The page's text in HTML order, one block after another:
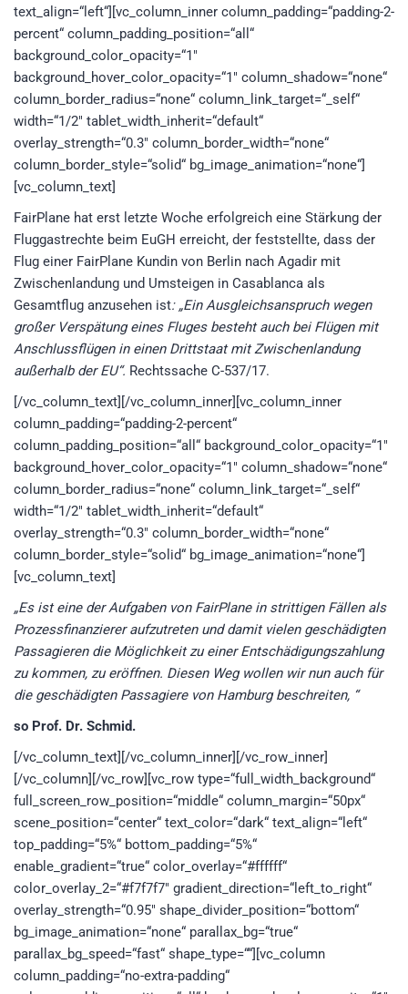
text_align=“left“][vc_column_inner column_padding=“padding-2-
percent“ column_padding_position=“all“
background_color_opacity=“1″
background_hover_color_opacity=“1″ column_shadow=“none“
column_border_radius=“none“ column_link_target=“_self“
width=“1/2″ tablet_width_inherit=“default“
overlay_strength=“0.3″ column_border_width=“none“
column_border_style=“solid“ bg_image_animation=“none“]
[vc_column_text]
FairPlane hat erst letzte Woche erfolgreich eine Stärkung der
Fluggastrechte beim EuGH erreicht, der feststellte, dass der
Flug einer FairPlane Kundin von Berlin nach Agadir mit
Zwischenlandung und Umsteigen in Casablanca als
Gesamtflug anzusehen ist: „Ein Ausgleichsanspruch wegen
großer Verspätung eines Fluges besteht auch bei Flügen mit
Anschlussflügen in einen Drittstaat mit Zwischenlandung
außerhalb der EU“. Rechtssache C-537/17.
[/vc_column_text][/vc_column_inner][vc_column_inner
column_padding=“padding-2-percent“
column_padding_position=“all“ background_color_opacity=“1″
background_hover_color_opacity=“1″ column_shadow=“none“
column_border_radius=“none“ column_link_target=“_self“
width=“1/2″ tablet_width_inherit=“default“
overlay_strength=“0.3″ column_border_width=“none“
column_border_style=“solid“ bg_image_animation=“none“]
[vc_column_text]
„Es ist eine der Aufgaben von FairPlane in strittigen Fällen als
Prozessfinanzierer aufzutreten und damit vielen geschädigten
Passagieren die Möglichkeit zu einer Entschädigungszahlung
zu kommen, zu eröffnen. Diesen Weg wollen wir nun auch für
die geschädigten Passagiere von Hamburg beschreiten, “
so Prof. Dr. Schmid.
[/vc_column_text][/vc_column_inner][/vc_row_inner]
[/vc_column][/vc_row][vc_row type=“full_width_background“
full_screen_row_position=“middle“ column_margin=“50px“
scene_position=“center“ text_color=“dark“ text_align=“left“
top_padding=“5%“ bottom_padding=“5%“
enable_gradient=“true“ color_overlay=“#ffffff“
color_overlay_2=“#f7f7f7″ gradient_direction=“left_to_right“
overlay_strength=“0.95″ shape_divider_position=“bottom“
bg_image_animation=“none“ parallax_bg=“true“
parallax_bg_speed=“fast“ shape_type=““][vc_column
column_padding=“no-extra-padding“